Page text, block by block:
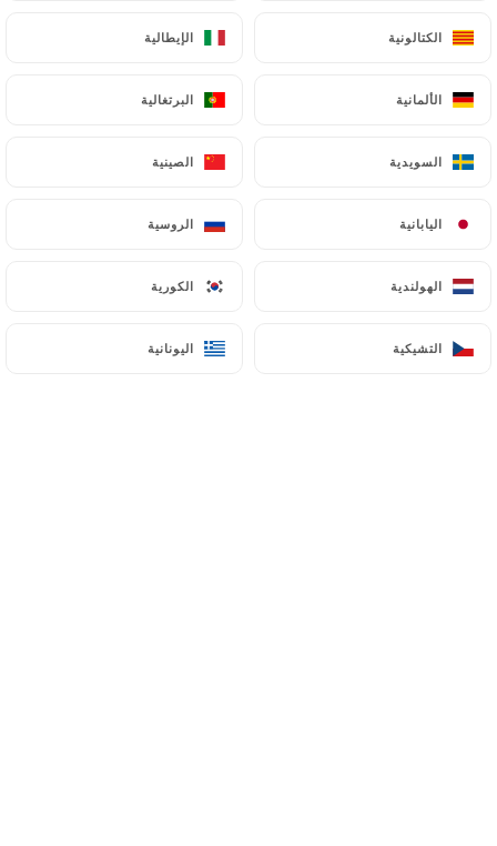
الكتالونية الإيطالية
الألمانية البرتغالية
السويدية الصينية
اليابانية الروسية
الهولندية الكورية
التشيكية اليونانية
الكتالونية الإيطالية
الألمانية البرتغالية
السويدية الصينية
اليابانية الروسية
الهولندية الكورية
التشيكية اليونانية